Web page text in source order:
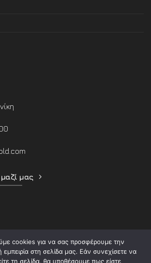
μας
cookies για να σας προσφέρουμε την
στη σελίδα μας. Εάν συνεχίσετε να
τη σελίδα, θα υποθέσουμε πως είστε